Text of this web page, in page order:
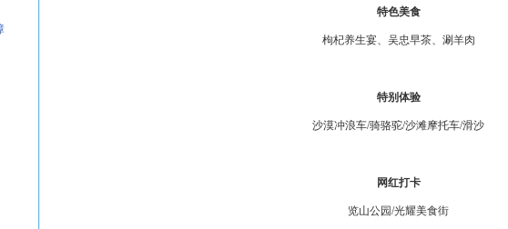
特色美食
枸杞养生宴、吴忠早茶、涮羊肉
特别体验
沙漠冲浪车/骑骆驼/沙滩摩托车/滑沙
网红打卡
览山公园/光耀美食街